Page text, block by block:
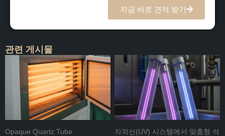
지금 바로 견적 받기
관련 게시물
Opaque Quartz Tube
자외선(UV) 시스템에서 맞춤형 석